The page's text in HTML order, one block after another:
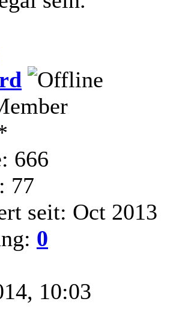
666
77
seit: Oct 2013
0
10:03